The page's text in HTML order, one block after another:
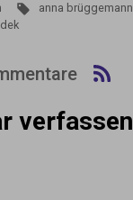
anna brüggemann
verfassen